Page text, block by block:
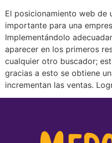
El posicionamiento web de
importante para una
Implementándolo
aparecer en los primeros
cualquier otro buscador;
gracias a esto se obtiene
incrementan las ventas.